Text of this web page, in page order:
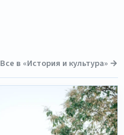
Все в «История и культура» →